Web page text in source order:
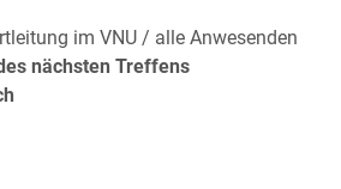
im VNU / alle Anwesenden
nächsten Treffens